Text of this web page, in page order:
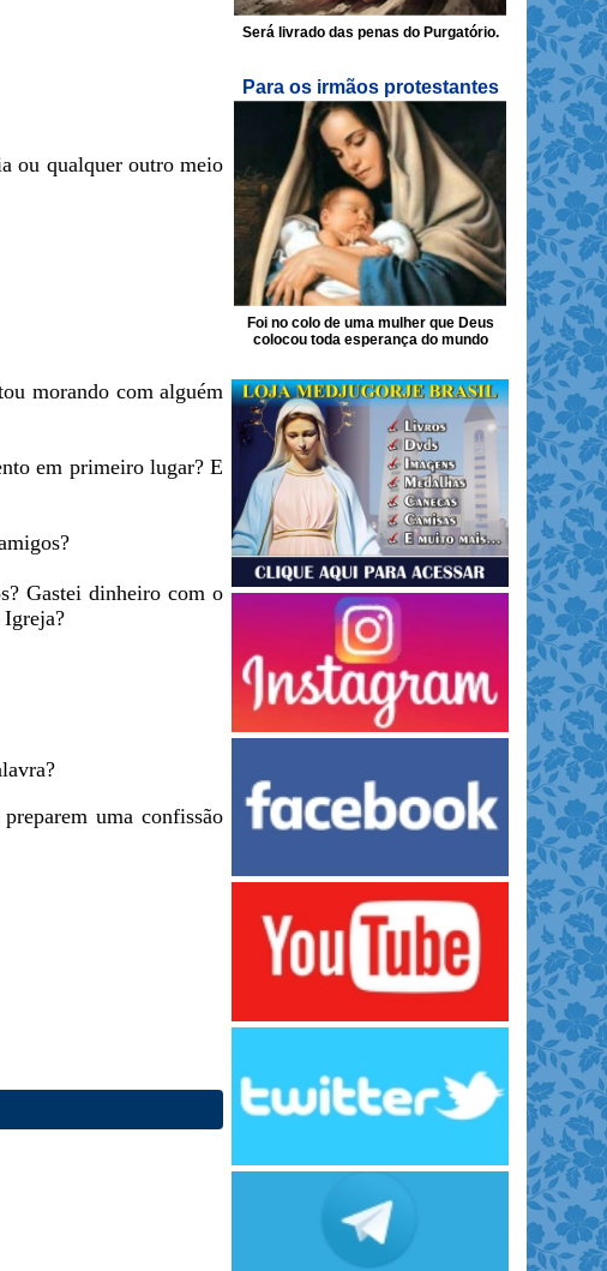
ou qualquer outro meio
morando com alguém
em primeiro lugar? E
Gastei dinheiro com o
Igreja?
uma confissão
Será livrado das penas do Purgatório.
Para os irmãos protestantes
Foi no colo de uma mulher que Deus
colocou toda esperança do mundo